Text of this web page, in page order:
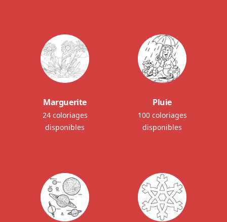
Marguerite
24 coloriages
disponibles
Pluie
100 coloriages
disponibles